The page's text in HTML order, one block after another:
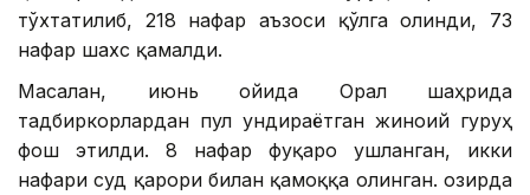
тўхтатилиб, 218 нафар аъзоси қўлга олинди, 73
нафар шахс қамалди.
Масалан, июнь ойида Орал шаҳрида
тадбиркорлардан пул ундираётган жиноий гуруҳ
фош этилди. 8 нафар фуқаро ушланган, икки
нафари суд қарори билан қамоққа олинган. Ҳозирда